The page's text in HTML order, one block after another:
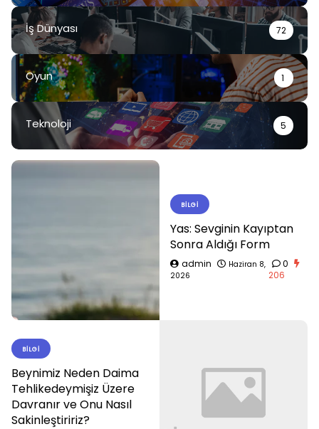
İş Dünyası 72
Oyun 1
Teknoloji 5
BILGI
Yas: Sevginin Kayıptan
Sonra Aldığı Form
admin
Haziran 8,
2026
0
206
BILGI
Beynimiz Neden Daima
Tehlikedeymişiz Üzere
Davranır ve Onu Nasıl
Sakinleştiririz?